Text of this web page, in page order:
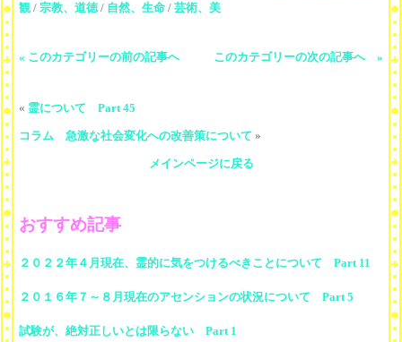
観 / 宗教、道徳/ 自然、生命 / 芸術、美
« このカテゴリーの前の記事へ このカテゴリーの次の記事へ »
« 霊について Part 45
コラム 急激な社会変化への改善策について »
メインページに戻る
おすすめ記事
２０２２年４月現在、霊的に気をつけるべきことについて Part 11
２０１６年７～８月現在のアセンションの状況について Part 5
試験が、絶対正しいとは限らない Part 1